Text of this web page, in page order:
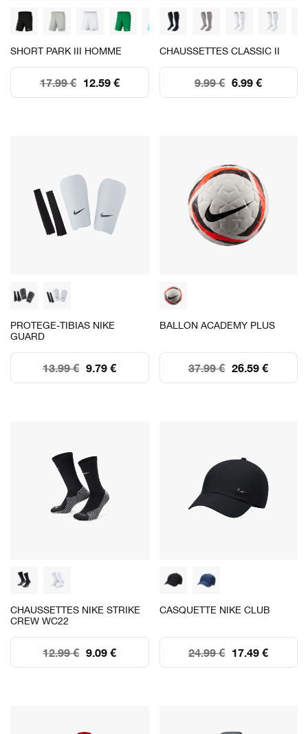
SHORT PARK III HOMME
12.59 €
17.99 €
CHAUSSETTES CLASSIC II
6.99 €
9.99 €
PROTEGE-TIBIAS NIKE
GUARD
9.79 €
13.99 €
BALLON ACADEMY PLUS
26.59 €
37.99 €
CHAUSSETTES NIKE STRIKE
CREW WC22
9.09 €
12.99 €
CASQUETTE NIKE CLUB
17.49 €
24.99 €